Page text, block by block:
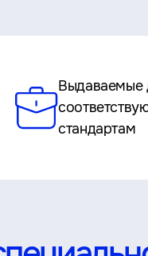
Выдаваемые
стандартам